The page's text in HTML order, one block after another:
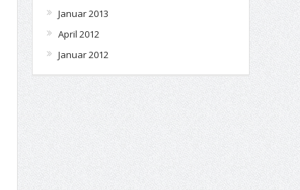
Januar 2013
April 2012
Januar 2012